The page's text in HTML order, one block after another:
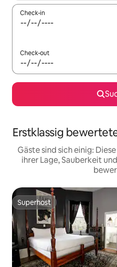
Check-in
Check-out
Erstklassig
Gäste sind sich einig:
ihrer Lage, Sauberkeit
Superhost
Superhost